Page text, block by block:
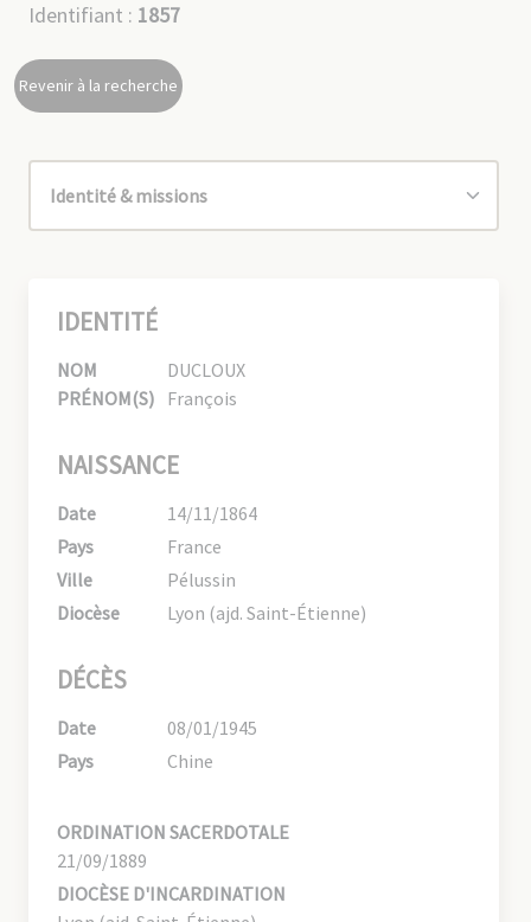
Identifiant : 1857
Revenir à la recherche
IDENTITÉ
NOM
DUCLOUX
PRÉNOM(S) François
NAISSANCE
Date
14/11/1864
Pays
France
Ville
Pélussin
Diocèse
Lyon (ajd. Saint-Étienne)
DÉCÈS
Date
08/01/1945
Pays
Chine
ORDINATION SACERDOTALE
21/09/1889
DIOCÈSE D'INCARDINATION